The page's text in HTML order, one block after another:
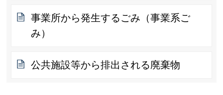
事業所から発生するごみ（事業系ご
み）
公共施設等から排出される廃棄物